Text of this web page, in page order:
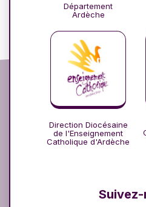
Département
Ardèche
Direction Diocésaine
de l'Enseignement
Catholique d'Ardèche